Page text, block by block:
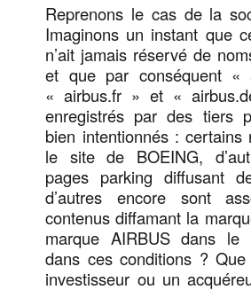
Reprenons le cas de la
Imaginons un instant que
n’ait jamais réservé de
et que par conséquent «
« airbus.fr » et «
enregistrés par des tiers
bien intentionnés : certains
le site de BOEING,
pages parking diffusant
d’autres encore sont
contenus diffamant la
marque AIRBUS dans le
dans ces conditions ?
investisseur ou un